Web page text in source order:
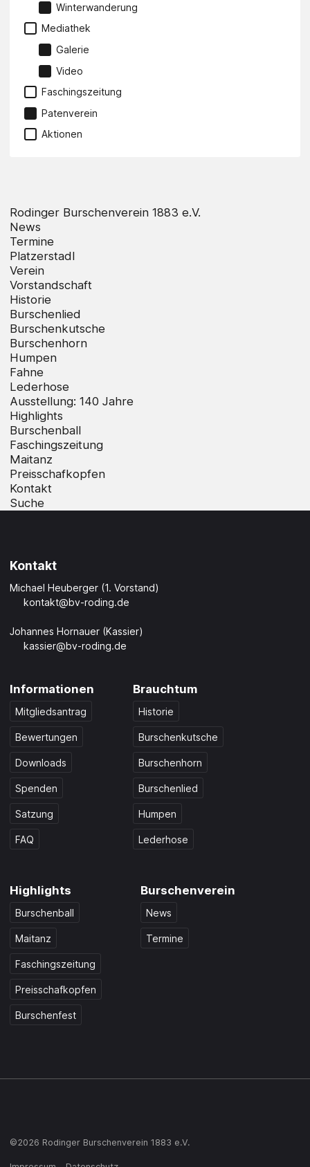
Winterwanderung
Mediathek
Galerie
Video
Faschingszeitung
Patenverein
Aktionen
Rodinger Burschenverein 1883 e.V.
News
Termine
Platzerstadl
Verein
Vorstandschaft
Historie
Burschenlied
Burschenkutsche
Burschenhorn
Humpen
Fahne
Lederhose
Ausstellung: 140 Jahre
Highlights
Burschenball
Faschingszeitung
Maitanz
Preisschafkopfen
Kontakt
Suche
Kontakt
Michael Heuberger (1. Vorstand)
kontakt@bv-roding.de
Johannes Hornauer (Kassier)
kassier@bv-roding.de
Informationen
Mitgliedsantrag
Bewertungen
Downloads
Spenden
Satzung
FAQ
Brauchtum
Historie
Burschenkutsche
Burschenhorn
Burschenlied
Humpen
Lederhose
Highlights
Burschenball
Maitanz
Faschingszeitung
Preisschafkopfen
Burschenfest
Burschenverein
News
Termine
©2026 Rodinger Burschenverein 1883 e.V.